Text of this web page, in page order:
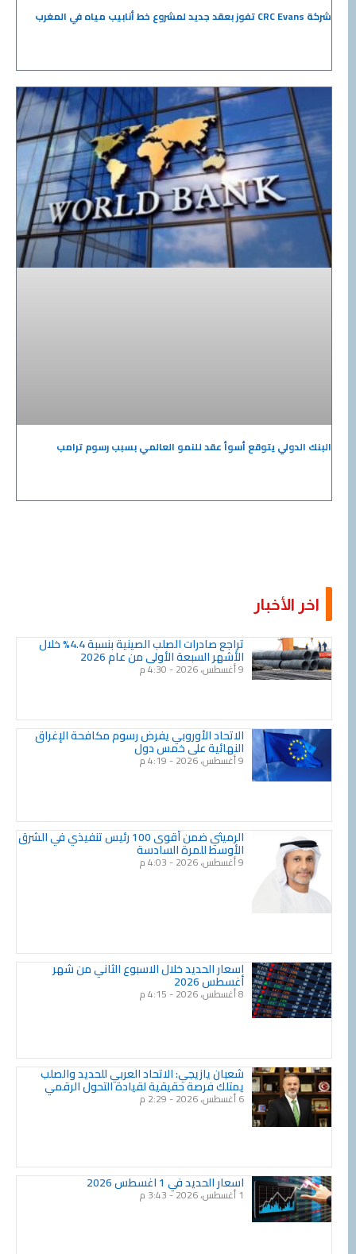
شركة CRC Evans تفوز بعقد جديد لمشروع خط أنابيب مياه في المغرب
البنك الدولي يتوقع أسوأ عقد للنمو العالمي بسبب رسوم ترامب
اخر الأخبار
تراجع صادرات الصلب الصينية بنسبة 4.4% خلال
الأشهر السبعة الأولى من عام 2026
9 أغسطس، 2026
الاتحاد الأوروبي يفرض رسوم مكافحة الإغراق
النهائية على خمس دول
9 أغسطس، 2026
الرميثي ضمن أقوى 100 رئيس تنفيذي في الشرق
الأوسط للمرة السادسة
9 أغسطس، 2026
اسعار الحديد خلال الاسبوع الثاني من شهر
أغسطس 2026
8 أغسطس، 2026
شعبان يازيجي: الاتحاد العربي للحديد والصلب
يمتلك فرصة حقيقية لقيادة التحول الرقمي
6 أغسطس، 2026 2:29 م
اسعار الحديد في 1 اغسطس 2026
1 أغسطس، 2026
PagePagePagePagePagePagePagePagePagePage